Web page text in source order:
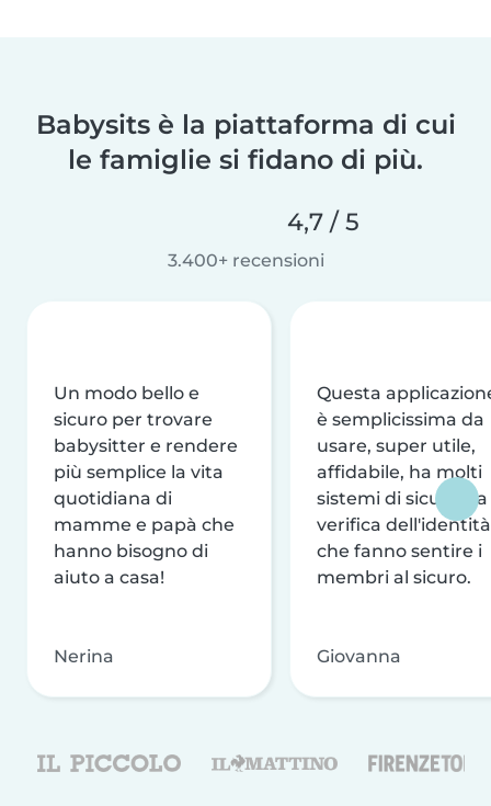
Babysits è la piattaforma di cui
le famiglie si fidano di più.
4,7 / 5
3.400+ recensioni
Un modo bello e
sicuro per trovare
babysitter e rendere
più semplice la vita
quotidiana di
mamme e papà che
hanno bisogno di
aiuto a casa!
Nerina
Questa
è semplicissima da
usare, super utile,
affidabile, ha molti
sistemi di sicurezza
verifica dell'identità
che fanno sentire i
membri al sicuro.
Giovanna